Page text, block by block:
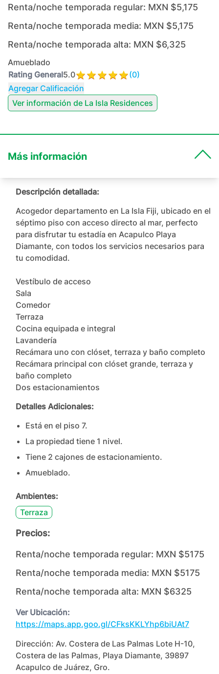
Renta/noche temporada regular: MXN $5,175
Renta/noche temporada media: MXN $5,175
Renta/noche temporada alta: MXN $6,325
Amueblado
Rating General5.0 (0)
Agregar Calificación
Ver información de La Isla Residences
Más información
Descripción detallada:
Acogedor departamento en La Isla Fiji, ubicado en el
séptimo piso con acceso directo al mar, perfecto
para disfrutar tu estadía en Acapulco Playa
Diamante, con todos los servicios necesarios para
tu comodidad.
Vestíbulo de acceso
Sala
Comedor
Terraza
Cocina equipada e integral
Lavandería
Recámara uno con clóset, terraza y baño completo
Recámara principal con clóset grande, terraza y
baño completo
Dos estacionamientos
Detalles Adicionales:
Está en el piso 7.
La propiedad tiene 1 nivel.
Tiene 2 cajones de estacionamiento.
Amueblado.
Ambientes:
Terraza
Precios:
Renta/noche temporada regular: MXN $5175
Renta/noche temporada media: MXN $5175
Renta/noche temporada alta: MXN $6325
Ver Ubicación:
https://maps.app.goo.gl/CFksKKLYhp6biUAt7
Dirección: Av. Costera de Las Palmas Lote H-10,
Costera de las Palmas, Playa Diamante, 39897
Acapulco de Juárez, Gro.